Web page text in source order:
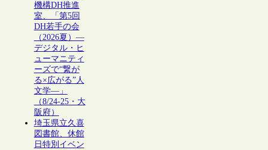
機構DH推進
室、「第5回
DH若手の会
（2026夏）―
デジタル・ヒ
ューマニティ
ーズで“繋が
る×広がる”人
文学―」
（8/24-25・大
阪府）
埼玉県立久喜
図書館、休館
日特別イベン